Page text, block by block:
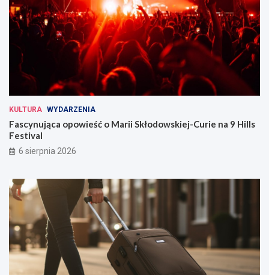
KULTURA WYDARZENIA
Fascynująca opowieść o Marii Skłodowskiej-Curie na 9 Hills
Festival
6 sierpnia 2026